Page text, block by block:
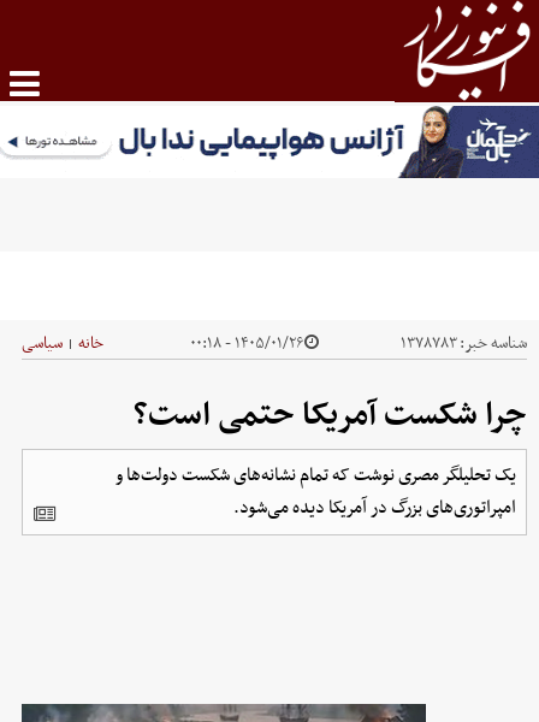
شناسه خبر:۱۳۷۸۷۸۳ ۱۴۰۵/۰۱/۲۶ - ۰۰:۱۸ خانه | سیاسی
چرا شکست آمریکا حتمی است؟
یک تحلیلگر مصری نوشت که تمام نشانه‌های شکست دولت‌ها و
امپراتوری‌های بزرگ در آمریکا دیده می‌شود.